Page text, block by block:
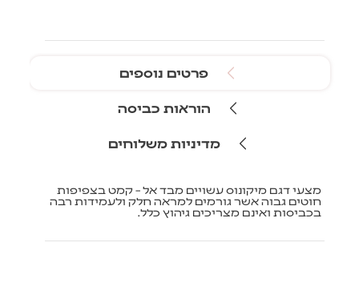
פרטים נוספים
הוראות כביסה
מדיניות משלוחים
מצעי דגם מיקונוס עשויים מבד אל – קמט בצפיפות
חוטים גבוה אשר גורמים למראה חלק ולעמידות רבה
בכביסות ואינם מצריכים גיהוץ כלל.